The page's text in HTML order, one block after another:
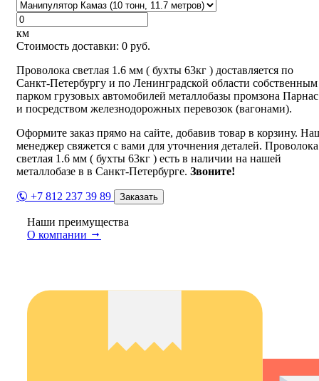
км
Стоимость доставки: 0 руб.
Проволока светлая 1.6 мм ( бухты 63кг ) доставляется по
Санкт-Петербургу и по Ленинградской области собственным
парком грузовых автомобилей металлобазы промзона Парнас
и посредством железнодорожных перевозок (вагонами).
Оформите заказ прямо на сайте, добавив товар в корзину.
менеджер свяжется с вами для уточнения деталей. Проволока
светлая 1.6 мм ( бухты 63кг ) есть в наличии на нашей
металлобазе в в Санкт-Петербурге. Звоните!
+7 812 237 39 89 Заказать
Наши преимущества
О компании